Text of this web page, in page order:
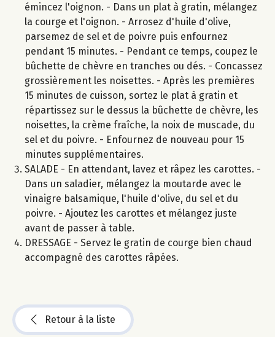
émincez l'oignon. - Dans un plat à gratin, mélangez
la courge et l'oignon. - Arrosez d'huile d'olive,
parsemez de sel et de poivre puis enfournez
pendant 15 minutes. - Pendant ce temps, coupez le
bûchette de chèvre en tranches ou dés. - Concassez
grossièrement les noisettes. - Après les premières
15 minutes de cuisson, sortez le plat à gratin et
répartissez sur le dessus la bûchette de chèvre, les
noisettes, la crème fraîche, la noix de muscade, du
sel et du poivre. - Enfournez de nouveau pour 15
minutes supplémentaires.
SALADE - En attendant, lavez et râpez les carottes. -
Dans un saladier, mélangez la moutarde avec le
vinaigre balsamique, l'huile d'olive, du sel et du
poivre. - Ajoutez les carottes et mélangez juste
avant de passer à table.
DRESSAGE - Servez le gratin de courge bien chaud
accompagné des carottes râpées.
Retour à la liste